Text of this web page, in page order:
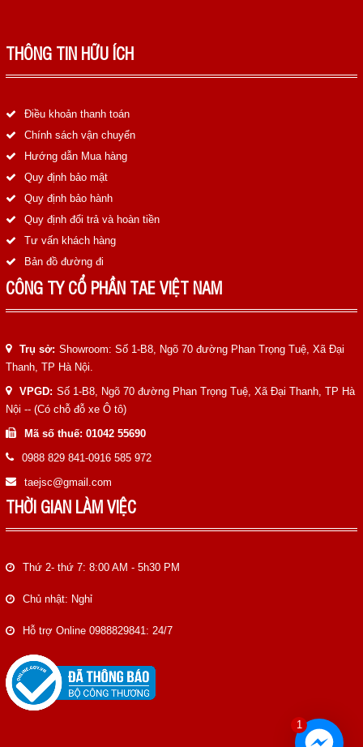
THÔNG TIN HỮU ÍCH
Điều khoản thanh toán
Chính sách vận chuyển
Hướng dẫn Mua hàng
Quy định bảo mật
Quy định bảo hành
Quy định đổi trả và hoàn tiền
Tư vấn khách hàng
Bản đồ đường đi
CÔNG TY CỔ PHẦN TAE VIỆT NAM
Trụ sở: Showroom: Số 1-B8, Ngõ 70 đường Phan Trọng Tuệ, Xã Đại
Thanh, TP Hà Nội.
VPGD: Số 1-B8, Ngõ 70 đường Phan Trọng Tuệ, Xã Đại Thanh, TP Hà
Nội -- (Có chỗ đỗ xe Ô tô)
Mã số thuế: 01042 55690
0988 829 841-0916 585 972
taejsc@gmail.com
THỜI GIAN LÀM VIỆC
Thứ 2- thứ 7: 8:00 AM - 5h30 PM
Chủ nhật: Nghỉ
Hỗ trợ Online 0988829841: 24/7
1